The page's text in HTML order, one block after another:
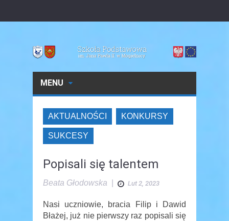
MENU
AKTUALNOŚCI KONKURSY
SUKCESY
Popisali się talentem
Beata Głodowska Lut 2, 2023
Nasi uczniowie, bracia Filip i Dawid
Błażej, już nie pierwszy raz popisali się